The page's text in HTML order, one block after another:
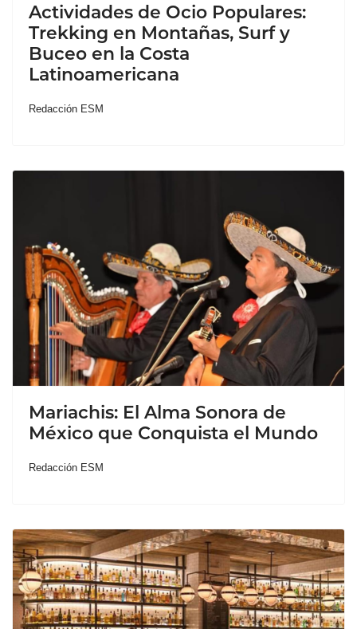
Actividades de Ocio Populares:
Trekking en Montañas, Surf y
Buceo en la Costa
Latinoamericana
Redacción ESM
Mariachis: El Alma Sonora de
México que Conquista el Mundo
Redacción ESM